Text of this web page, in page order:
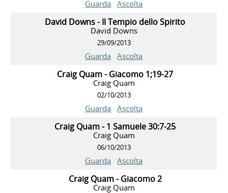
Guarda Ascolta
David Downs - Il Tempio dello Spirito
David Downs
29/09/2013
Guarda Ascolta
Craig Quam - Giacomo 1;19-27
Craig Quam
02/10/2013
Guarda Ascolta
Craig Quam - 1 Samuele 30:7-25
Craig Quam
06/10/2013
Guarda Ascolta
Craig Quam - Giacomo 2
Craig Quam